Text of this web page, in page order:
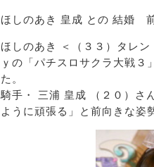
ほしのあき 皇成 との 結婚
ほしのあき ＜（３３）タレ
ｙの「パチスロサクラ大戦３
た。
騎手・ 三浦 皇成 （２０）さ
ように頑張る」と前向きな姿